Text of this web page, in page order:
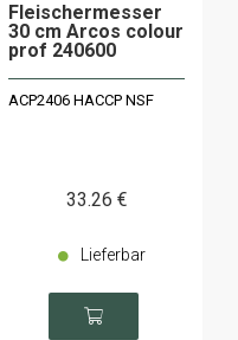
Fleischermesser
30 cm Arcos colour
prof 240600
ACP2406 HACCP NSF
33.26 €
Lieferbar